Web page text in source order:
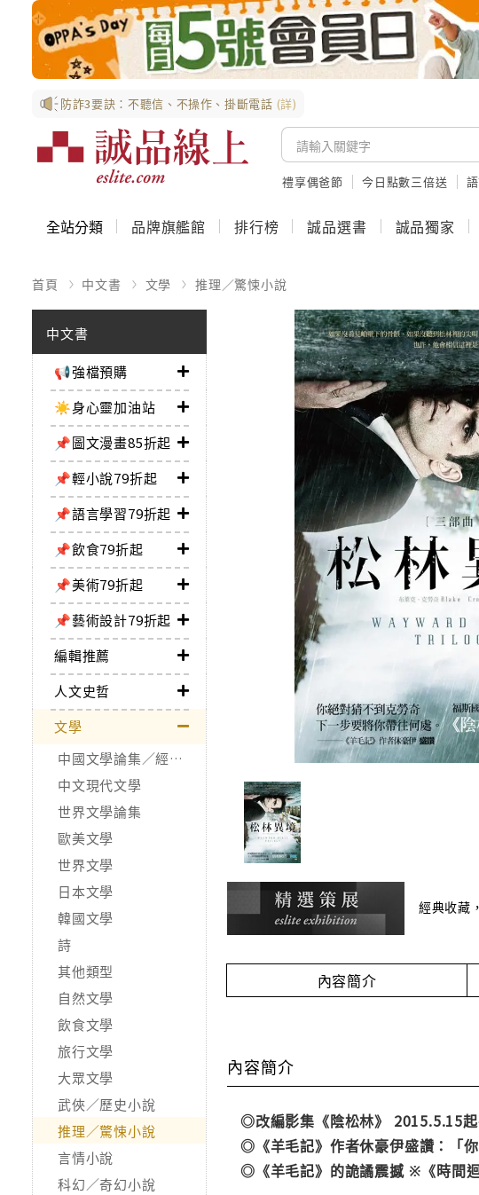
防詐3要訣：不聽信、不操作、掛斷電話 (詳)
禮享偶爸節 今日點數三倍送
全站分類 品牌旗艦館 排行榜 誠品選書 誠品獨家
首頁 中文書 文學 推理／驚悚小說
中文書
📢強檔預購
☀️身心靈加油站
📌圖文漫畫85折起
📌輕小說79折起
📌語言學習79折起
📌飲食79折起
📌美術79折起
📌藝術設計79折起
編輯推薦
人文史哲
文學
中國文學論集／經典作品
中文現代文學
世界文學論集
歐美文學
世界文學
日本文學
韓國文學
詩
其他類型
自然文學
飲食文學
旅行文學
大眾文學
武俠／歷史小說
推理／驚悚小說
言情小說
科幻／奇幻小說
經典收藏
內容簡介
內容簡介
◎改編影集《陰松林》 2015.5.15起
◎《羊毛記》作者休豪伊盛讚：「
◎《羊毛記》的詭譎震撼 ※《時間